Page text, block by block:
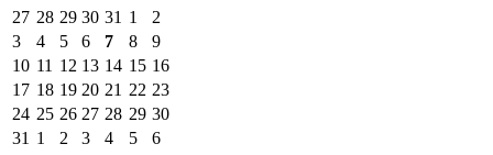
27 28 29 30 31 1
2
3
4 5 6 7 8
9
10 11 12 13 14 15 16
17 18 19 20 21 22 23
24 25 26 27 28 29 30
31 1 2 3 4 5 6